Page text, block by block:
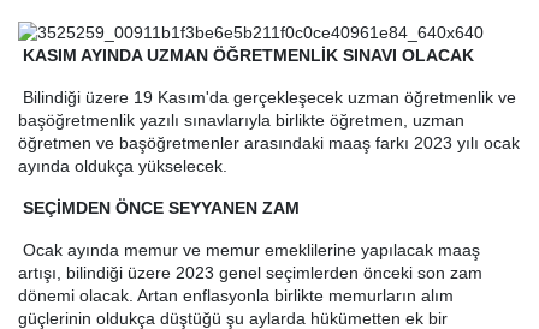
KASIM AYINDA UZMAN ÖĞRETMENLİK SINAVI OLACAK
Bilindiği üzere 19 Kasım'da gerçekleşecek uzman öğretmenlik ve
başöğretmenlik yazılı sınavlarıyla birlikte öğretmen, uzman
öğretmen ve başöğretmenler arasındaki maaş farkı 2023 yılı ocak
ayında oldukça yükselecek.
SEÇİMDEN ÖNCE SEYYANEN ZAM
Ocak ayında memur ve memur emeklilerine yapılacak maaş
artışı, bilindiği üzere 2023 genel seçimlerden önceki son zam
dönemi olacak. Artan enflasyonla birlikte memurların alım
güçlerinin oldukça düştüğü şu aylarda hükümetten ek bir